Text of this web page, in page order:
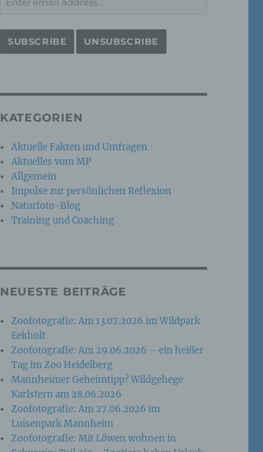
KATEGORIEN
Aktuelle Fakten und Umfragen
Aktuelles vom MP
Allgemein
Impulse zur persönlichen Reflexion
Naturfoto-Blog
Training und Coaching
NEUESTE BEITRÄGE
Zoofotografie: Am 13.07.2026 im Wildpark
Eekholt
Zoofotografie: Am 29.06.2026 – ein heißer
Tag im Zoo Heidelberg
Mannheimer Geheimtipp? Wildgehege
Karlstern am 28.06.2026
Zoofotografie: Am 27.06.2026 im
Luisenpark Mannheim
Zoofotografie: Mit Löwen wohnen in